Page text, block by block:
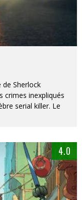
de Sherlock
crimes inexpliqués
serial killer. Le
4.0